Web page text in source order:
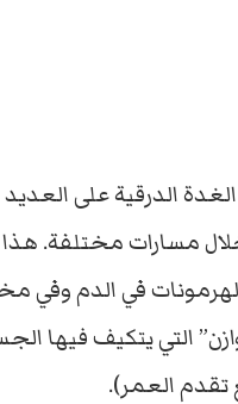
الدرقية على
مسارات مختلفة.
في الدم
التي يتكيف
العمر).